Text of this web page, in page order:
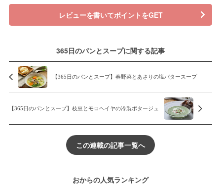
レビューを書いてポイントをGET
365日のパンとスープに関する記事
【365日のパンとスープ】春野菜とあさりの塩バタースープ
【365日のパンとスープ】枝豆とモロヘイヤの冷製ポタージュ
この連載の記事一覧へ
おからの人気ランキング